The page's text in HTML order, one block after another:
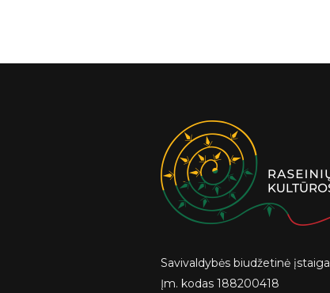
Savivaldybės biudžetinė įstaiga
Įm. kodas 188200418